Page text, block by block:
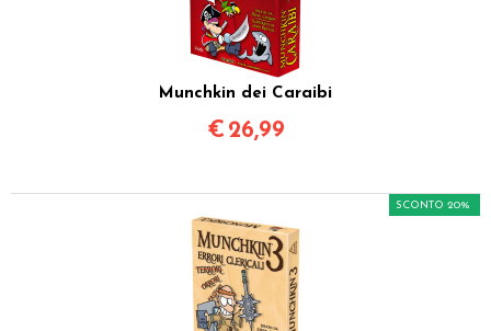
Munchkin dei Caraibi
€ 26,99
SCONTO 20%